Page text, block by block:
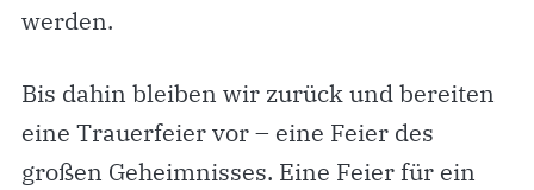
werden.
Bis dahin bleiben wir zurück und bereiten
eine Trauerfeier vor – eine Feier des
großen Geheimnisses. Eine Feier für ein